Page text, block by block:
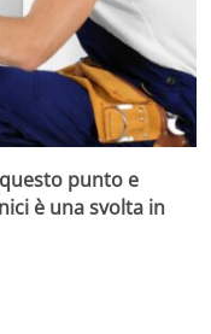
punto e
è una svolta in